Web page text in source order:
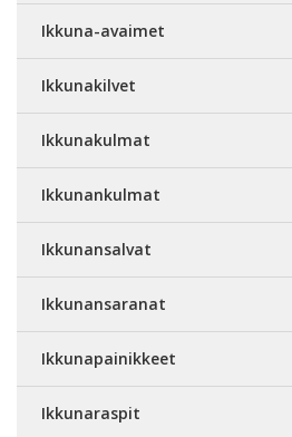
Ikkuna-avaimet
Ikkunakilvet
Ikkunakulmat
Ikkunankulmat
Ikkunansalvat
Ikkunansaranat
Ikkunapainikkeet
Ikkunaraspit